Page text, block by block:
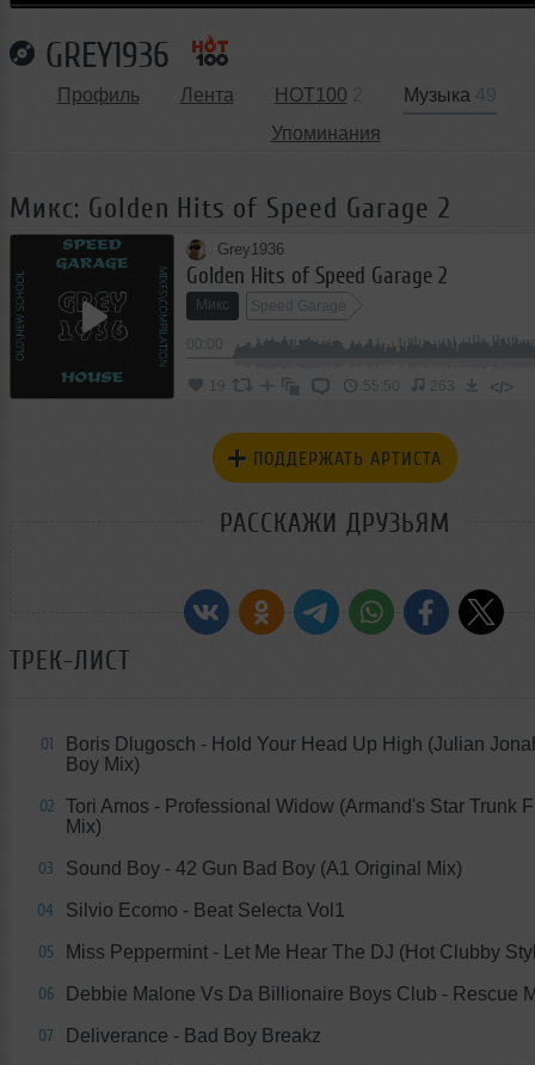
GREY1936
Профиль Лента HOT100 Музыка
Упоминания
Микс: Golden Hits of Speed Garage 2
Grey1936
Golden Hits of Speed Garage 2
Микс Speed Garage
19 55:50 263 </>
ПОДДЕРЖАТЬ АРТИСТА
РАССКАЖИ ДРУЗЬЯМ
ТРЕК-ЛИСТ
01
Boris Dlugosch - Hold Your Head Up High (Julian
Boy Mix)
02
Tori Amos - Professional Widow (Armand's Star Trunk
Mix)
03 Sound Boy - 42 Gun Bad Boy (A1 Original Mix)
04 Silvio Ecomo - Beat Selecta Vol1
05 Miss Peppermint - Let Me Hear The DJ (Hot Clubby
06 Debbie Malone Vs Da Billionaire Boys Club - Rescue
07 Deliverance - Bad Boy Breakz